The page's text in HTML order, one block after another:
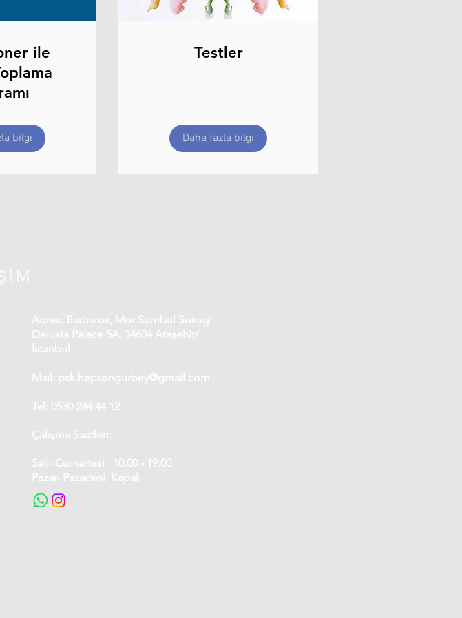
ile
bilgi
Testler
Daha fazla bilgi
Adres: Barbaros, Mor Sumbul Sokagi
Deluxia Palace 5A, 34634 Ataşehir/
İstanbul
Mail: psk.hepsengurbey@gmail.com
Tel: 0530 284 44 12
Çalışma Saatleri:
Salı- Cumartesi : 10.00 - 19.00
Pazar- Pazartesi: Kapalı